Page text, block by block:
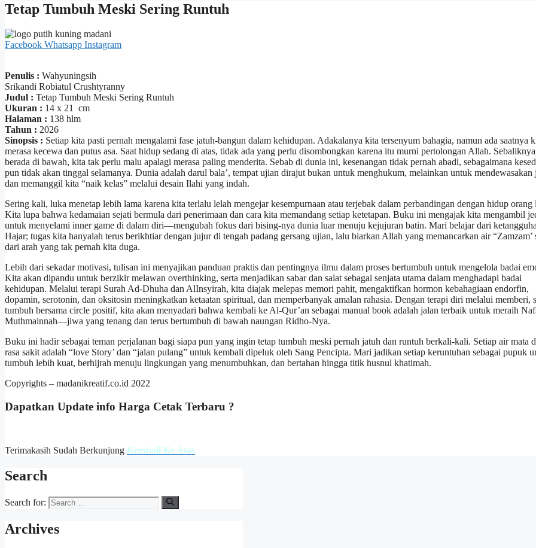
Tetap Tumbuh Meski Sering Runtuh
Facebook Whatsapp Instagram
Penulis : Wahyuningsih
Srikandi Robiatul Crushtyranny
Judul : Tetap Tumbuh Meski Sering Runtuh
Ukuran : 14 x 21 cm
Halaman : 138 hlm
Tahun : 2026
Sinopsis : Setiap kita pasti pernah mengalami fase jatuh-bangun dalam kehidupan. Adakalanya kita tersenyum bahagia, namun ada saatnya
merasa kecewa dan putus asa. Saat hidup sedang di atas, tidak ada yang perlu disombongkan karena itu murni pertolongan Allah.
berada di bawah, kita tak perlu malu apalagi merasa paling menderita. Sebab di dunia ini, kesenangan tidak pernah abadi, sebagaimana
pun tidak akan tinggal selamanya. Dunia adalah darul bala’, tempat ujian dirajut bukan untuk menghukum, melainkan untuk mendewasakan
dan memanggil kita “naik kelas” melalui desain Ilahi yang indah.
Sering kali, luka menetap lebih lama karena kita terlalu lelah mengejar kesempurnaan atau terjebak dalam perbandingan dengan hidup orang
Kita lupa bahwa kedamaian sejati bermula dari penerimaan dan cara kita memandang setiap ketetapan. Buku ini mengajak kita mengambil
untuk menyelami inner game di dalam diri—mengubah fokus dari bising-nya dunia luar menuju kejujuran batin. Mari belajar dari
Hajar; tugas kita hanyalah terus berikhtiar dengan jujur di tengah padang gersang ujian, lalu biarkan Allah yang memancarkan air “Zamzam’
dari arah yang tak pernah kita duga.
Lebih dari sekadar motivasi, tulisan ini menyajikan panduan praktis dan pentingnya ilmu dalam proses bertumbuh untuk mengelola badai
Kita akan dipandu untuk berzikir melawan overthinking, serta menjadikan sabar dan salat sebagai senjata utama dalam menghadapi badai
kehidupan. Melalui terapi Surah Ad-Dhuha dan AlInsyirah, kita diajak melepas memori pahit, mengaktifkan hormon kebahagiaan endorfin,
dopamin, serotonin, dan oksitosin meningkatkan ketaatan spiritual, dan memperbanyak amalan rahasia. Dengan terapi diri melalui memberi,
tumbuh bersama circle positif, kita akan menyadari bahwa kembali ke Al-Qur’an sebagai manual book adalah jalan terbaik untuk meraih
Muthmainnah—jiwa yang tenang dan terus bertumbuh di bawah naungan Ridho-Nya.
Buku ini hadir sebagai teman perjalanan bagi siapa pun yang ingin tetap tumbuh meski pernah jatuh dan runtuh berkali-kali. Setiap air mata
rasa sakit adalah “love Story’ dan “jalan pulang” untuk kembali dipeluk oleh Sang Pencipta. Mari jadikan setiap keruntuhan sebagai pupuk
tumbuh lebih kuat, berhijrah menuju lingkungan yang menumbuhkan, dan bertahan hingga titik husnul khatimah.
Copyrights – madanikreatif.co.id 2022
Dapatkan Update info Harga Cetak Terbaru ?
Terimakasih Sudah Berkunjung Kembali Ke Atas
Search
Search for:
Archives